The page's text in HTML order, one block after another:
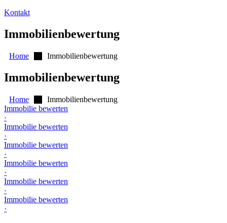
Kontakt
Immobilienbewertung
Home Immobilienbewertung
Immobilienbewertung
Home
Immobilienbewertung
Immobilie bewerten
·
Immobilie bewerten
·
Immobilie bewerten
·
Immobilie bewerten
·
Immobilie bewerten
·
Immobilie bewerten
·